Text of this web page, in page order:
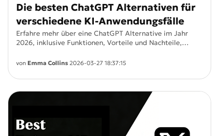
Die besten ChatGPT Alternativen für
verschiedene KI-Anwendungsfälle
Erfahre mehr über eine ChatGPT Alternative im Jahr
2026, inklusive Funktionen, Vorteile und Nachteile,
Schreiben oder Recherche findest.
von Emma Collins 2026-03-27 18:37:15